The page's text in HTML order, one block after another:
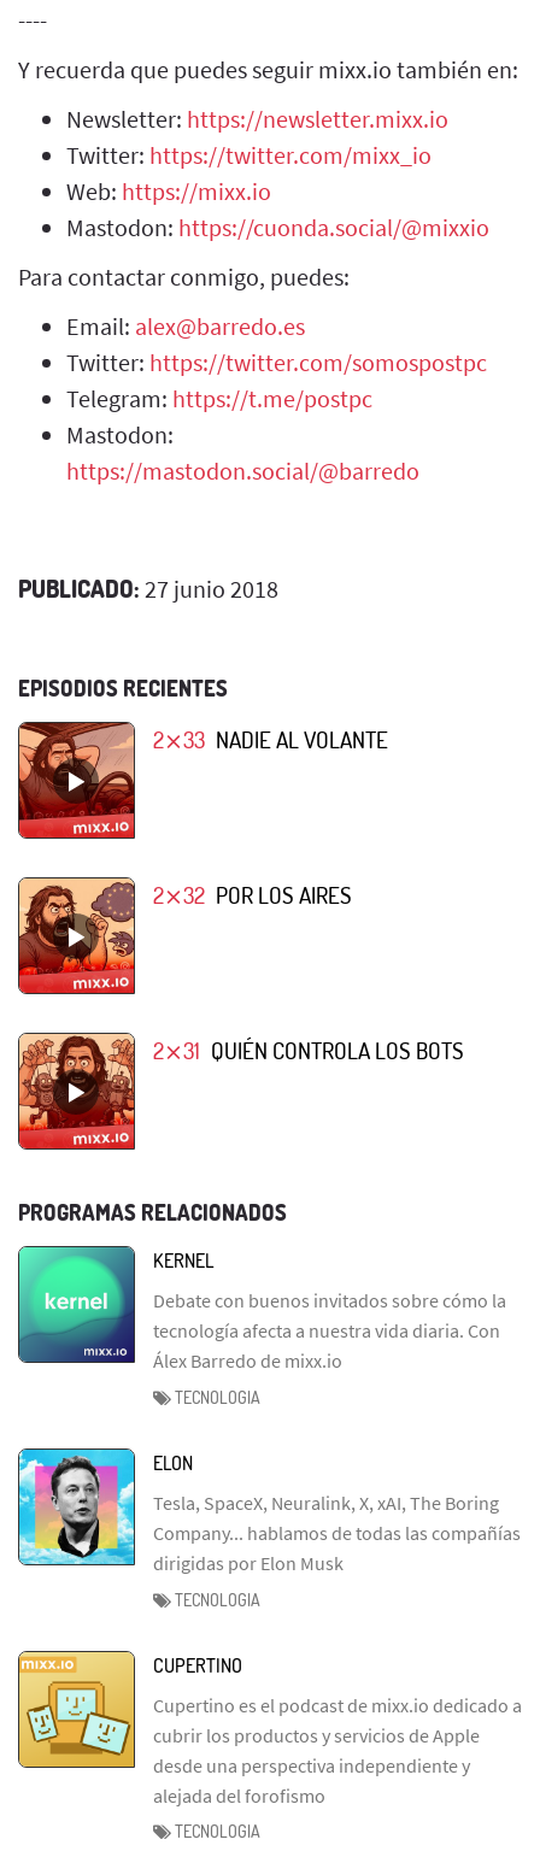
----
Y recuerda que puedes seguir mixx.io también en:
Newsletter: https://newsletter.mixx.io
Twitter: https://twitter.com/mixx_io
Web: https://mixx.io
Mastodon: https://cuonda.social/@mixxio
Para contactar conmigo, puedes:
Email: alex@barredo.es
Twitter: https://twitter.com/somospostpc
Telegram: https://t.me/postpc
Mastodon:
https://mastodon.social/@barredo
PUBLICADO: 27 junio 2018
EPISODIOS RECIENTES
2⨯33 NADIE AL VOLANTE
2⨯32 POR LOS AIRES
2⨯31 QUIÉN CONTROLA LOS BOTS
PROGRAMAS RELACIONADOS
KERNEL
Debate con buenos invitados sobre cómo la
tecnología afecta a nuestra vida diaria. Con
Álex Barredo de mixx.io
TECNOLOGIA
ELON
Tesla, SpaceX, Neuralink, X, xAI, The Boring
Company... hablamos de todas las compañías
dirigidas por Elon Musk
TECNOLOGIA
CUPERTINO
Cupertino es el podcast de mixx.io dedicado a
cubrir los productos y servicios de Apple
desde una perspectiva independiente y
alejada del forofismo
TECNOLOGIA